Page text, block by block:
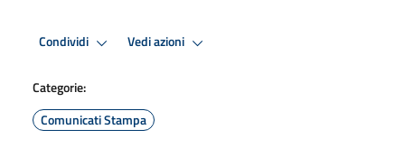
Condividi Vedi azioni
Categorie:
Comunicati Stampa